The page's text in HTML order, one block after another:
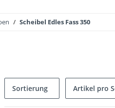
Scheibel Edles Fass 350
Sortierung Artikel pro